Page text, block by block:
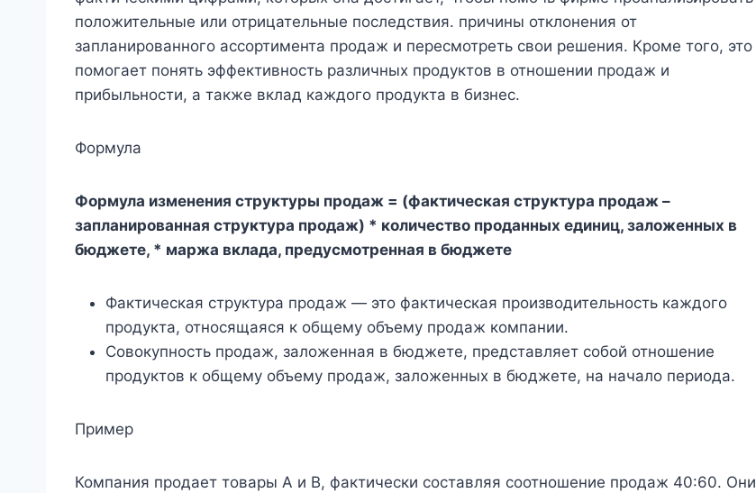
положительные или отрицательные последствия. причины отклонения от
запланированного ассортимента продаж и пересмотреть свои решения. Кроме того, это
помогает понять эффективность различных продуктов в отношении продаж и
прибыльности, а также вклад каждого продукта в бизнес.
Формула
Формула изменения структуры продаж = (фактическая структура продаж –
запланированная структура продаж) * количество проданных единиц, заложенных в
бюджете, * маржа вклада, предусмотренная в бюджете
Фактическая структура продаж — это фактическая производительность каждого
продукта, относящаяся к общему объему продаж компании.
Совокупность продаж, заложенная в бюджете, представляет собой отношение
продуктов к общему объему продаж, заложенных в бюджете, на начало периода.
Пример
Компания продает товары А и В, фактически составляя соотношение продаж 40:60. Они